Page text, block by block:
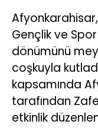
Afyonkarahisar,
Gençlik ve Spor
dönümünü
coşkuyla
kapsamında
tarafından
etkinlik